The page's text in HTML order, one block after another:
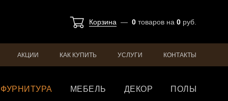
Корзина — 0 товаров на 0 руб.
АКЦИИ КАК КУПИТЬ УСЛУГИ КОНТАКТЫ
ФУРНИТУРА МЕБЕЛЬ ДЕКОР ПОЛЫ